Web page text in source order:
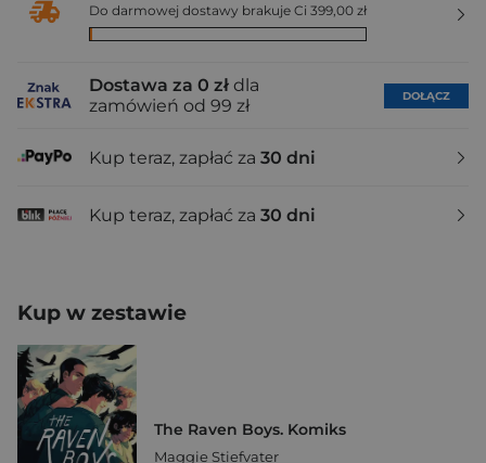
Do darmowej dostawy brakuje Ci 399,00 zł
Dostawa za 0 zł dla
zamówień od 99 zł
DOŁĄCZ
Kup teraz, zapłać za 30 dni
Kup teraz, zapłać za 30 dni
Kup w zestawie
The Raven Boys. Komiks
Maggie Stiefvater